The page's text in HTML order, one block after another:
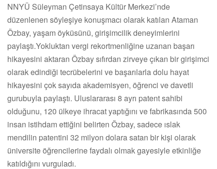
NNYÜ Süleyman Çetinsaya Kültür Merkezi’nde
düzenlenen söyleşiye konuşmacı olarak katılan Ataman
Özbay, yaşam öyküsünü, girişimcilik deneyimlerini
paylaştı.Yokluktan vergi rekortmenliğine uzanan başarı
hikayesini aktaran Özbay sıfırdan zirveye çıkan bir girişimci
olarak edindiği tecrübelerini ve başarılarla dolu hayat
hikayesini çok sayıda akademisyen, öğrenci ve davetli
gurubuyla paylaştı. Uluslararası 8 ayrı patent sahibi
olduğunu, 120 ülkeye ihracat yaptığını ve fabrikasında 500
insan istihdam ettiğini belirten Özbay, sadece ıslak
mendilin patentini 32 milyon dolara satan bir kişi olarak
üniversite öğrencilerine faydalı olmak gayesiyle etkinliğe
katıldığını vurguladı.